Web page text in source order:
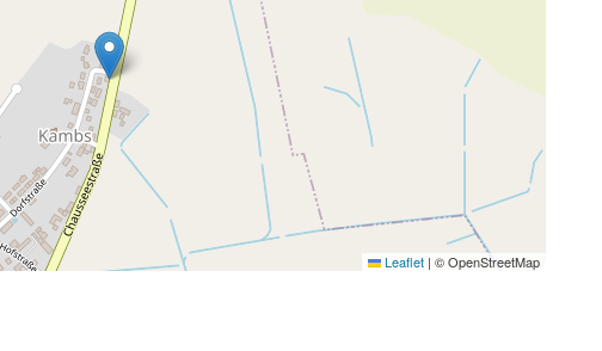
Leaflet | © OpenStreetMap